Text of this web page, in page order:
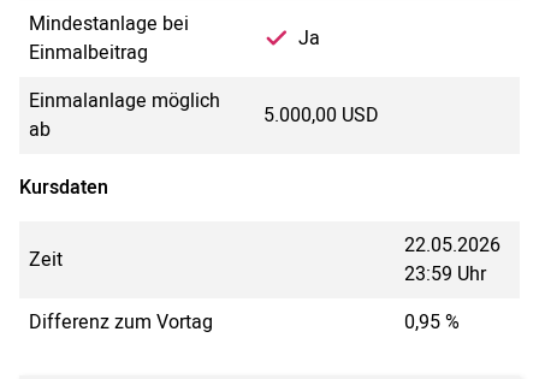
Mindestanlage bei
Einmalbeitrag
Ja
Einmalanlage möglich
ab
5.000,00 USD
Kursdaten
Zeit
22.05.2026
23:59 Uhr
Differenz zum Vortag
0,95 %